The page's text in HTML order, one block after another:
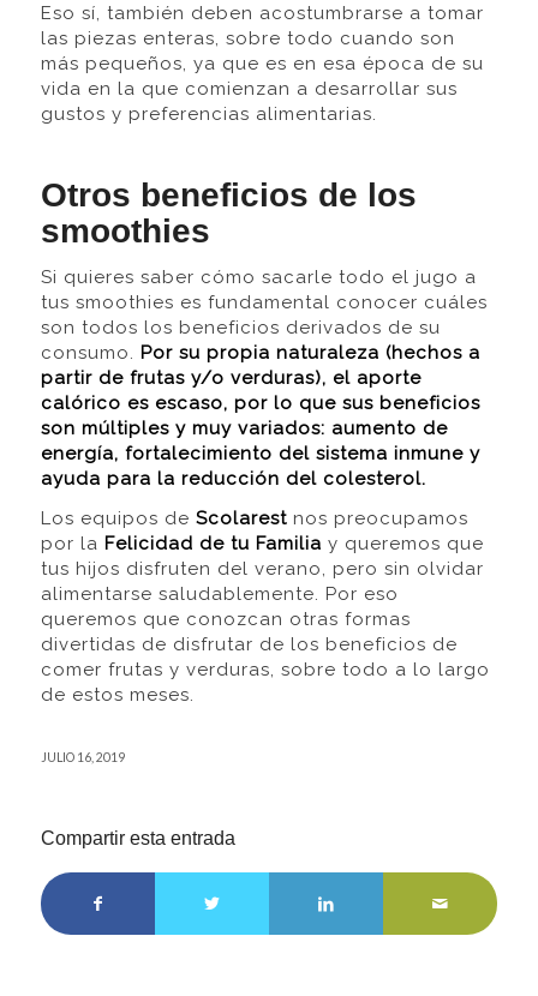
Eso sí, también deben acostumbrarse a tomar
las piezas enteras, sobre todo cuando son
más pequeños, ya que es en esa época de su
vida en la que comienzan a desarrollar sus
gustos y preferencias alimentarias.
Otros beneficios de los
smoothies
Si quieres saber cómo sacarle todo el jugo a
tus smoothies es fundamental conocer cuáles
son todos los beneficios derivados de su
consumo. Por su propia naturaleza (hechos a
partir de frutas y/o verduras), el aporte
calórico es escaso, por lo que sus beneficios
son múltiples y muy variados: aumento de
energía, fortalecimiento del sistema inmune y
ayuda para la reducción del colesterol.
Los equipos de Scolarestnos preocupamos
por la Felicidad de tu Familia y queremos que
tus hijos disfruten del verano, pero sin olvidar
alimentarse saludablemente. Por eso
queremos que conozcan otras formas
divertidas de disfrutar de los beneficios de
comer frutas y verduras, sobre todo a lo largo
de estos meses.
JULIO 16, 2019
Compartir esta entrada